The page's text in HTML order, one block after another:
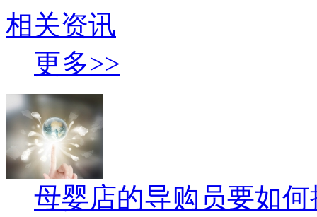
相关资讯
更多>>
母婴店的导购员要如